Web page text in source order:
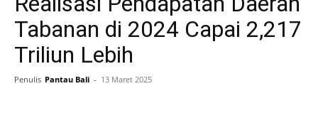
Tabanan di 2024 Capai 2,217
Triliun Lebih
Penulis Pantau Bali - 13 Maret 2025